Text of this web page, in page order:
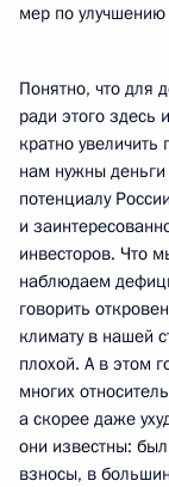
мер по
Понятно, что для
ради этого здесь
кратно
нам нужны
потенциалу
и
инвесторов. Что
наблюдаем
говорить
климату в нашей
плохой. А в этом
многих
а скорее даже
они известны:
взносы, в